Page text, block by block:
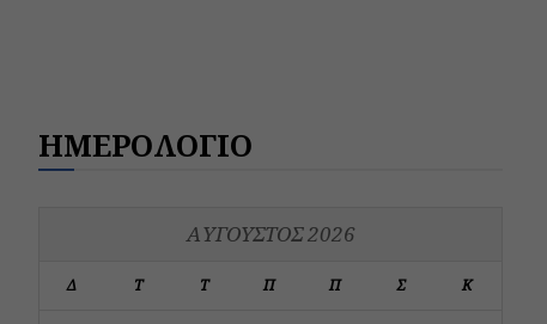
ΗΜΕΡΟΛΟΓΙΟ
ΑΎΓΟΥΣΤΟΣ 2026
Δ Τ Τ Π Π Σ Κ